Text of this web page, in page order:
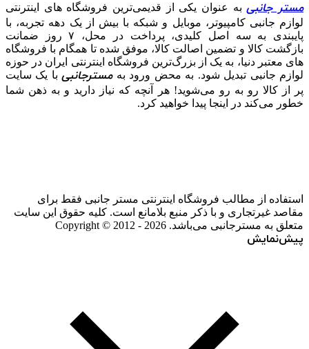
مستر جانبی به عنوان یکی از قدیمی‌ترین فروشگاه های اینترنتی
لوازم جانبی کامپیوتر، موبایل و شبکه با بیش از یک دهه تجربه، با
پایبندی به سه اصل کلیدی، پرداخت در محل، ۷ روز ضمانت
بازگشت کالا و تضمین اصالت کالا، موفق شده تا همگام با فروشگاه‌
های معتبر دنیا، به یک از بزرگ‌ترین فروشگاه اینترنتی ایران در حوزه
لوازم جانبی تبدیل شود. به محض ورود بهمسترجانبی با یک سایت
پر از کالا رو به رو می‌شوید! هر آنچه که نیاز دارید و به ذهن شما
خطور می‌کند در اینجا پیدا خواهید کرد.
استفاده از مطالب فروشگاه اینترنتی مستر جانبی فقط برای
مقاصد غیرتجاری و با ذکر منبع بلامانع است. کلیه حقوق این سایت
متعلق به مسترجانبی می‌باشد. Copyright © 2012 - 2026
پیش‌نمایش